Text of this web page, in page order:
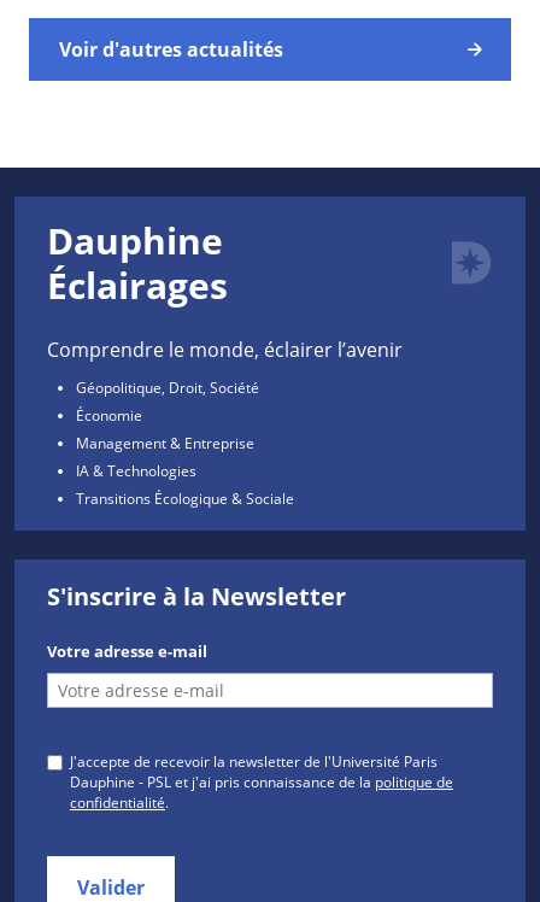
Voir d'autres actualités
Dauphine
Éclairages
Comprendre le monde, éclairer l’avenir
Géopolitique, Droit, Société
Économie
Management & Entreprise
IA & Technologies
Transitions Écologique & Sociale
S'inscrire à la Newsletter
Votre adresse e-mail
J'accepte de recevoir la newsletter de l'Université Paris
Dauphine - PSL et j'ai pris connaissance de la politique de
confidentialité.
Valider